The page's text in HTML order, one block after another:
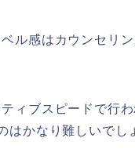
ル感はカウンセリ
ィブスピードで行
はかなり難しいでし